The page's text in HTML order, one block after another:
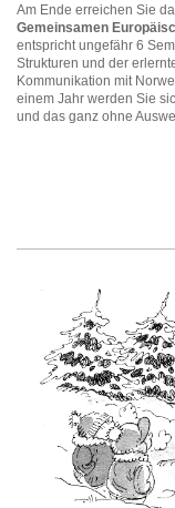
Am Ende erreichen Sie
Gemeinsamen
entspricht ungefähr 6
Strukturen und der
Kommunikation mit
einem Jahr werden Sie
und das ganz ohne